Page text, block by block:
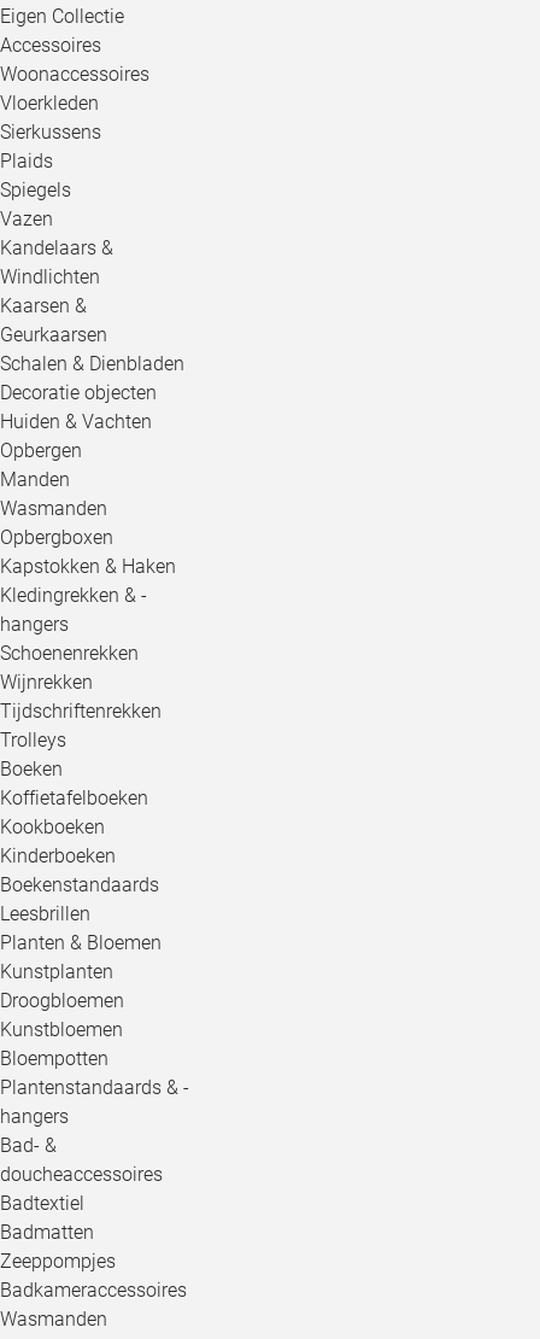
Eigen Collectie
Accessoires
Woonaccessoires
Vloerkleden
Sierkussens
Plaids
Spiegels
Vazen
Kandelaars &
Windlichten
Kaarsen &
Geurkaarsen
Schalen & Dienbladen
Decoratie objecten
Huiden & Vachten
Opbergen
Manden
Wasmanden
Opbergboxen
Kapstokken & Haken
Kledingrekken & -
hangers
Schoenenrekken
Wijnrekken
Tijdschriftenrekken
Trolleys
Boeken
Koffietafelboeken
Kookboeken
Kinderboeken
Boekenstandaards
Leesbrillen
Planten & Bloemen
Kunstplanten
Droogbloemen
Kunstbloemen
Bloempotten
Plantenstandaards & -
hangers
Bad- &
doucheaccessoires
Badtextiel
Badmatten
Zeeppompjes
Badkameraccessoires
Wasmanden